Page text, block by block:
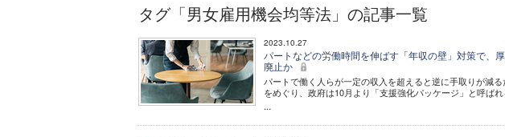
タグ「男女雇用機会均等法」の記事一覧
2023.10.27
パートなどの労働時間を伸ばす「年収の壁」対策で、
廃止か
パートで働く人らが一定の収入を超えると逆に手取りが減
をめぐり、政府は10月より「支援強化パッケージ」と呼ばれ
...